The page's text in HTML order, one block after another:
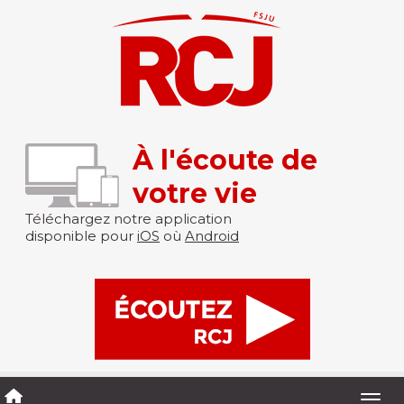
À l'écoute de
votre vie
Téléchargez notre application
disponible pour iOS où Android